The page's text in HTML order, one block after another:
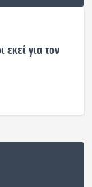
εκεί για τον